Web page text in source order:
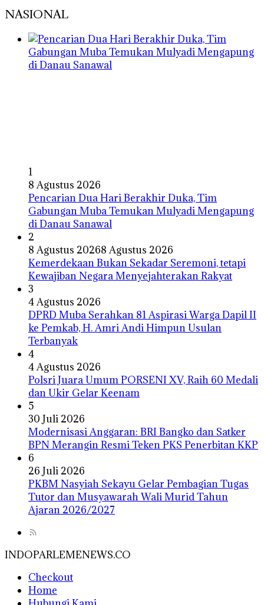
NASIONAL
1
8 Agustus 2026
Pencarian Dua Hari Berakhir Duka, Tim
Gabungan Muba Temukan Mulyadi Mengapung
di Danau Sanawal
2
8 Agustus 20268 Agustus 2026
Kemerdekaan Bukan Sekadar Seremoni, tetapi
Kewajiban Negara Menyejahterakan Rakyat
3
4 Agustus 2026
DPRD Muba Serahkan 81 Aspirasi Warga Dapil II
ke Pemkab, H. Amri Andi Himpun Usulan
Terbanyak
4
4 Agustus 2026
Polsri Juara Umum PORSENI XV, Raih 60 Medali
dan Ukir Gelar Keenam
5
30 Juli 2026
Modernisasi Anggaran: BRI Bangko dan Satker
BPN Merangin Resmi Teken PKS Penerbitan KKP
6
26 Juli 2026
PKBM Nasyiah Sekayu Gelar Pembagian Tugas
Tutor dan Musyawarah Wali Murid Tahun
Ajaran 2026/2027
INDOPARLEMENEWS.CO
Checkout
Home